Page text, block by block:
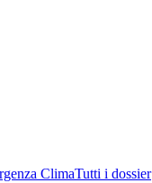
ClimaTutti i dossier